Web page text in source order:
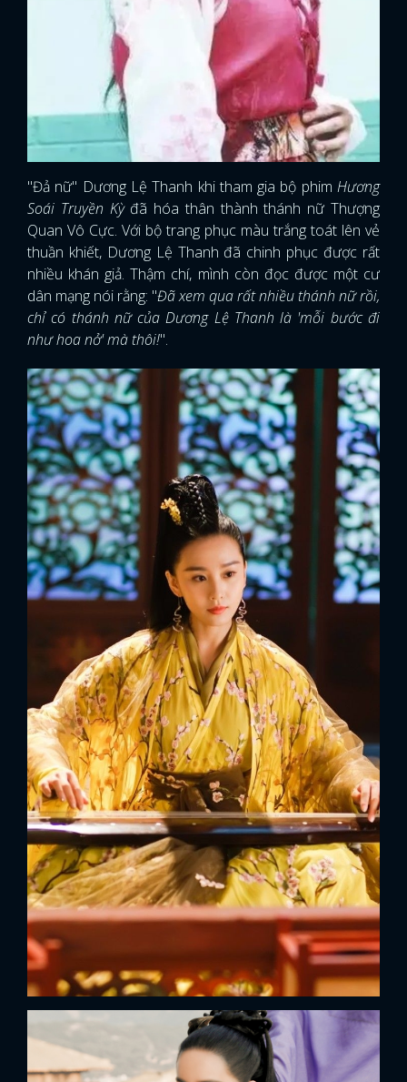
FACEBOOK GOOGLE
"Đả nữ" Dương Lệ Thanh khi tham gia bộ phim Hương
Soái Truyền Kỳđã hóa thân thành thánh nữ Thượng
Quan Vô Cực. Với bộ trang phục màu trắng toát lên vẻ
thuần khiết, Dương Lệ Thanh đã chinh phục được rất
nhiều khán giả. Thậm chí, mình còn đọc được một cư
dân mạng nói rằng: "Đã xem qua rất nhiều thánh nữ rồi,
chỉ có thánh nữ của Dương Lệ Thanh là 'mỗi bước đi
như hoa nở' mà thôi!".